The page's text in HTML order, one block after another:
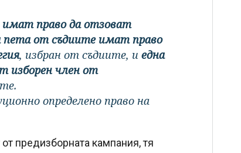
имат право да отзоват
пета от съдиите имат право
, избран от съдиите, и една
изборен член от
определено право на
предизборната кампания, тя